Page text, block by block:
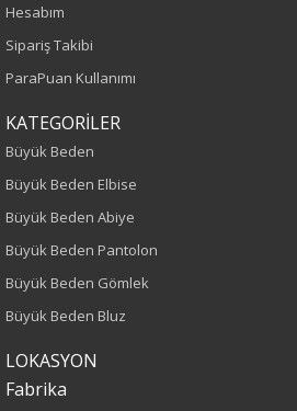
Sezon
Sonbahar-Kış
Yaş Grubu
Yetişkin
Bel
Normal Bel
Kalıp
Hesabım
Sipariş Takibi
ParaPuan Kullanımı
KATEGORİLER
Büyük Beden
Büyük Beden Elbise
Büyük Beden Abiye
Büyük Beden Pantolon
Büyük Beden Gömlek
Büyük Beden Bluz
LOKASYON
Fabrika